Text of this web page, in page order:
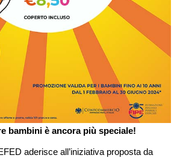
bambini è ancora più speciale!
aderisce all’iniziativa proposta da